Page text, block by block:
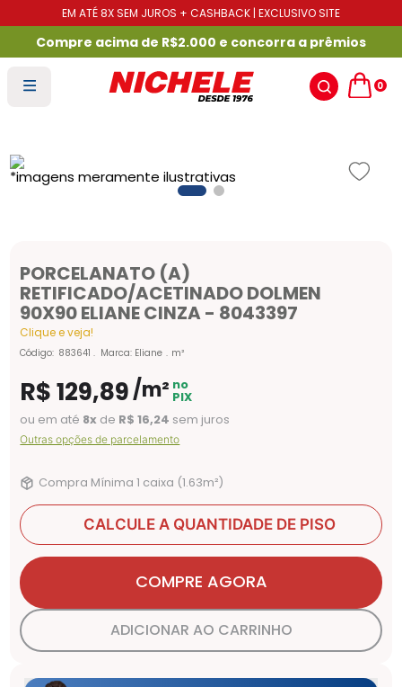
EM ATÉ 8X SEM JUROS + CASHBACK | EXCLUSIVO SITE
Compre acima de R$2.000 e concorra a prêmios
0
PORCELANATO (A)
RETIFICADO/ACETINADO DOLMEN
90X90 ELIANE CINZA - 8043397
Clique e veja!
Código: 883641 Marca: Eliane m²
R$129,89/m² no
PIX
ou em até 8x de R$ 16,24 sem juros
Outras opções de parcelamento
Compra Mínima 1 caixa (1.63m²)
CALCULE A QUANTIDADE DE PISO
COMPRE AGORA
ADICIONAR AO CARRINHO